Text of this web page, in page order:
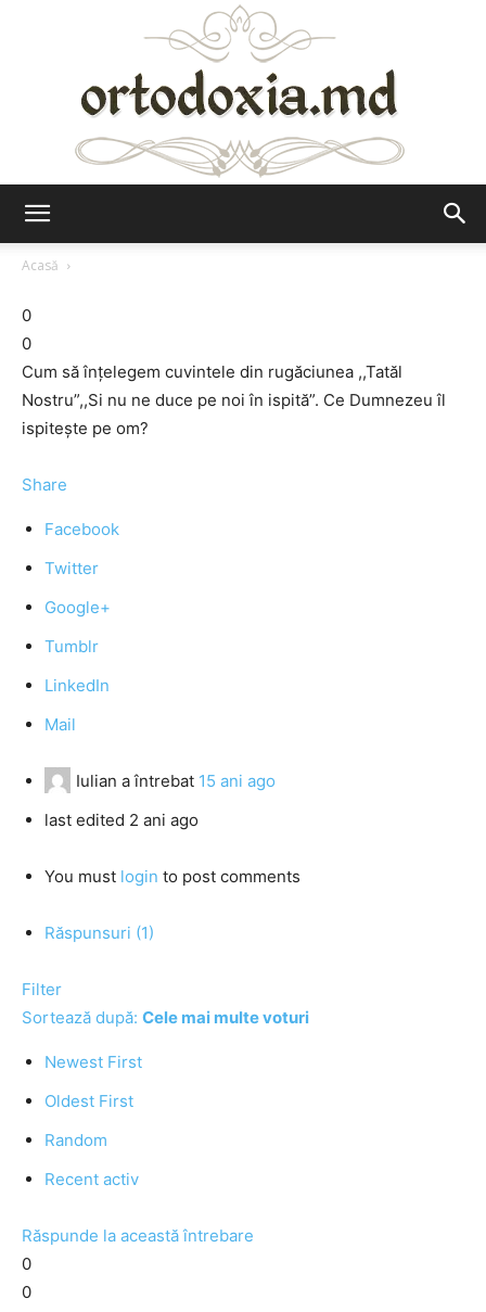
Acasă
0
0
Cum să înţelegem cuvintele din rugăciunea ,,Tatăl
Nostru”,,Si nu ne duce pe noi în ispită”. Ce Dumnezeu îl
ispiteşte pe om?
Share
Facebook
Twitter
Google+
Tumblr
LinkedIn
Mail
Iulian a întrebat 15 ani ago
last edited 2 ani ago
You must login to post comments
Răspunsuri (1)
Filter
Sortează după: Cele mai multe voturi
Newest First
Oldest First
Random
Recent activ
Răspunde la această întrebare
0
0